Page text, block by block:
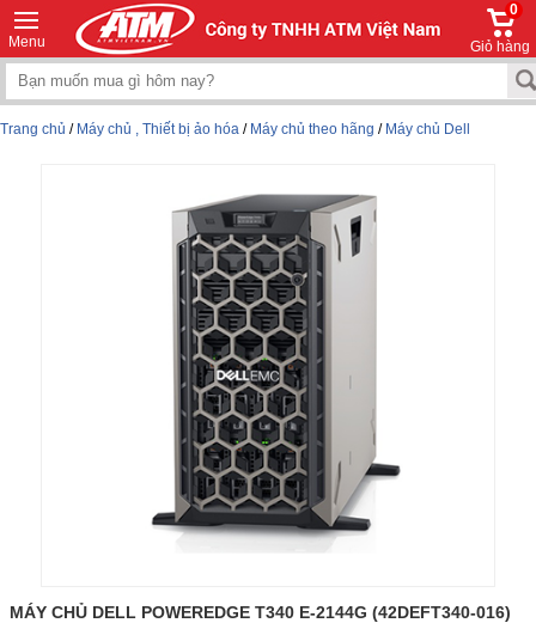
Menu
0
Giỏ hàng
Trang chủ / Máy chủ , Thiết bị ảo hóa / Máy chủ theo hãng / Máy chủ Dell
MÁY CHỦ DELL POWEREDGE T340 E-2144G (42DEFT340-016)